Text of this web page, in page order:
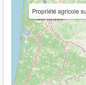
Propriété agricole